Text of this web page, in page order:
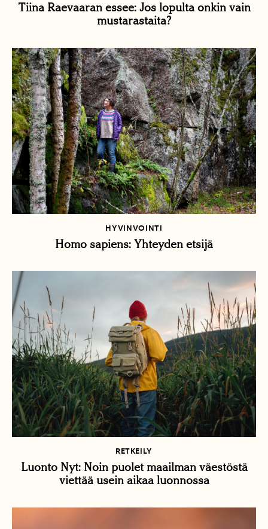
Tiina Raevaaran essee: Jos lopulta onkin vain
mustarastaita?
HYVINVOINTI
Homo sapiens: Yhteyden etsijä
RETKEILY
Luonto Nyt: Noin puolet maailman väestöstä
viettää usein aikaa luonnossa